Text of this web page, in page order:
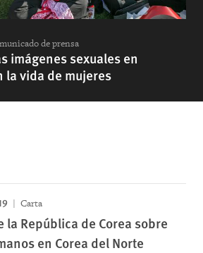
de prensa
imágenes sexuales en
vida de mujeres
Carta
la República de Corea sobre
en Corea del Norte